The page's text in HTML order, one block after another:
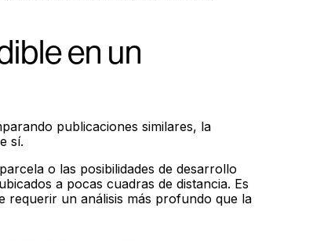
en un
publicaciones similares, la
sí.
o las posibilidades de desarrollo
a pocas cuadras de distancia. Es
requerir un análisis más profundo que la